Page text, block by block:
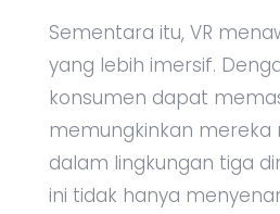
Sementara itu, VR
yang lebih imersif.
konsumen dapat
memungkinkan mereka
dalam lingkungan tiga
ini tidak hanya